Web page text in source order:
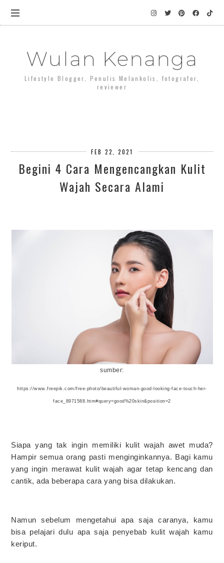
Wulan Kenanga
Lifestyle Blogger, Penulis Melankolis, fotografer,
reviewer
FEB 22, 2021
Begini 4 Cara Mengencangkan Kulit
Wajah Secara Alami
sumber:
https://www.freepik.com/free-photo/beautiful-woman-good-looking-face-touch-her-
face_8971588.htm#query=good%20skin&position=2
Siapa yang tak ingin memiliki kulit wajah awet muda?
Hampir semua orang pasti menginginkannya. Bagi kamu
yang ingin merawat kulit wajah agar tetap kencang dan
cantik, ada beberapa cara yang bisa dilakukan.
Namun sebelum mengetahui apa saja caranya, kamu
bisa pelajari dulu apa saja penyebab kulit wajah kamu
keriput.